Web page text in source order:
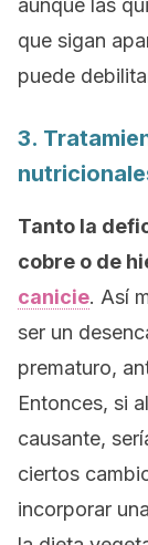
aunque las
que sigan
puede
3.
Tanto la
cobre o de
canicie. Así
ser un
prematuro,
Entonces, si
causante,
ciertos
incorporar